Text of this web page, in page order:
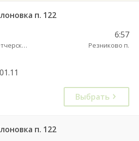
п. 122
Озерск Кассово-диспетчерский пункт
6:57
Резниково п.
Выбрать
п. 122